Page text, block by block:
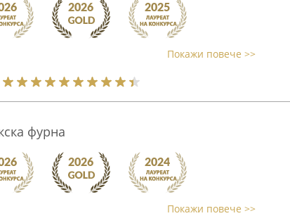
Покажи повече >>
фурна
Покажи повече >>